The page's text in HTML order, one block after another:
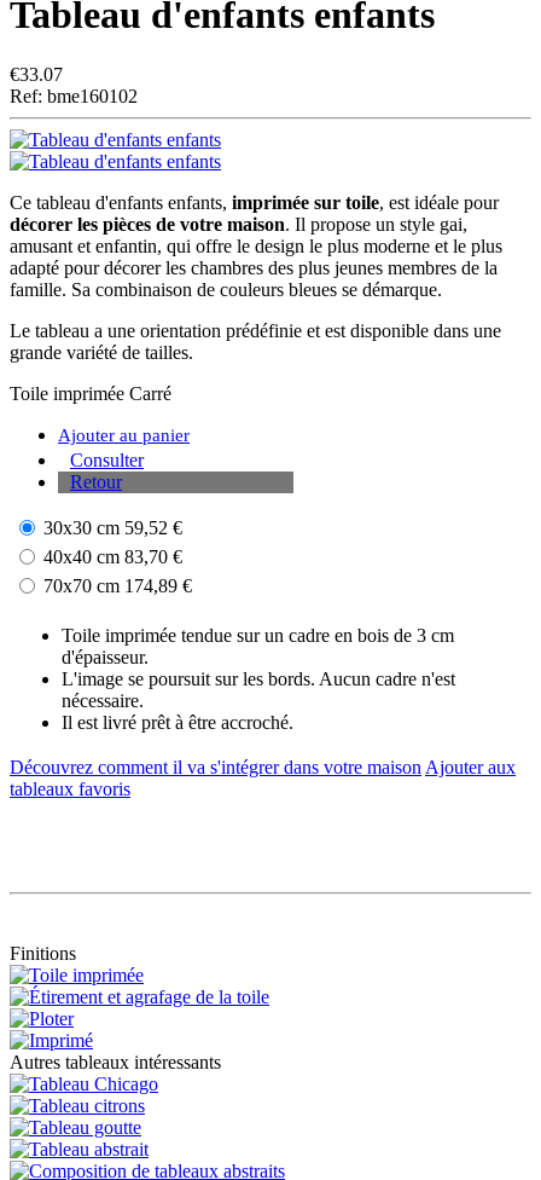
Tableau d'enfants enfants
€33.07
Ref: bme160102
Ce tableau d'enfants enfants, imprimée sur toile, est idéale pour
décorer les pièces de votre maison. Il propose un style gai,
amusant et enfantin, qui offre le design le plus moderne et le plus
adapté pour décorer les chambres des plus jeunes membres de la
famille. Sa combinaison de couleurs bleues se démarque.
Le tableau a une orientation prédéfinie et est disponible dans une
grande variété de tailles.
Toile imprimée Carré
Ajouter au panier
Consulter
Retour
30x30 cm 59,52 €
40x40 cm 83,70 €
70x70 cm 174,89 €
Toile imprimée tendue sur un cadre en bois de 3 cm
d'épaisseur.
L'image se poursuit sur les bords. Aucun cadre n'est
nécessaire.
Il est livré prêt à être accroché.
Découvrez comment il va s'intégrer dans votre maison Ajouter aux
tableaux favoris
Finitions
Autres tableaux intéressants